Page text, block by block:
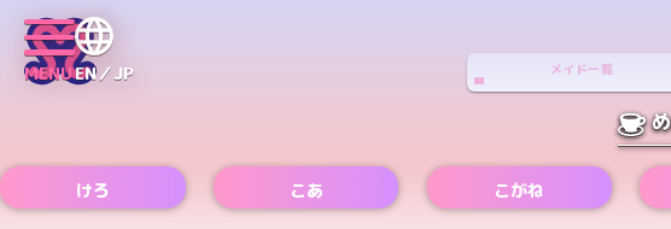
MENUEN／JP メイド一覧
けろ
こあ
こがね